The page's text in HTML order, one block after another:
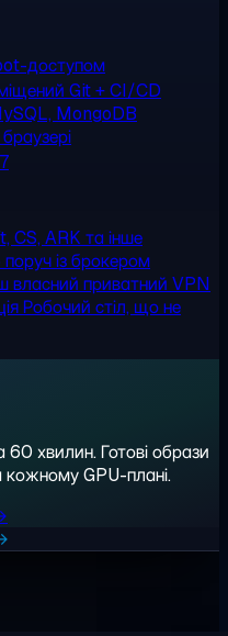
доступом
Git + CI/CD
MongoDB
CS, ARK та інше
із брокером
власний приватний VPN
Робочий стіл, що не
60 хвилин. Готові образи
GPU-плані.